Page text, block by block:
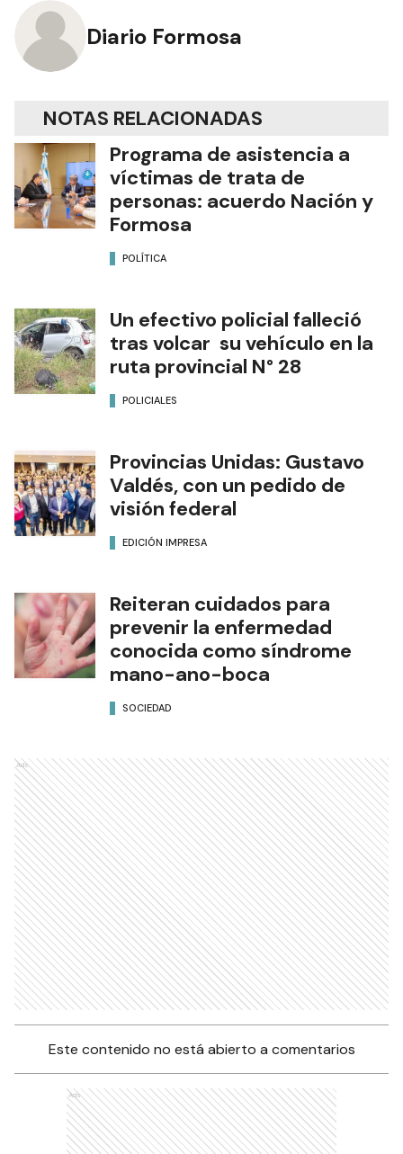
Diario Formosa
NOTAS RELACIONADAS
Programa de asistencia a
víctimas de trata de
personas: acuerdo Nación y
Formosa
POLÍTICA
Un efectivo policial falleció
tras volcar su vehículo en la
ruta provincial N° 28
POLICIALES
Provincias Unidas: Gustavo
Valdés, con un pedido de
visión federal
EDICIÓN IMPRESA
Reiteran cuidados para
prevenir la enfermedad
conocida como síndrome
mano-ano-boca
SOCIEDAD
Ads
Este contenido no está abierto a comentarios
Ads